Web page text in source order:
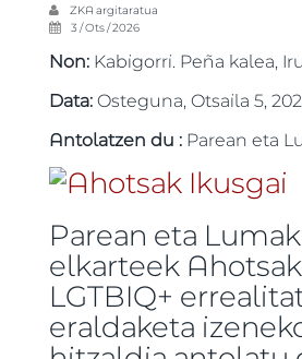
ZKA argitaratua
3 / Ots / 2026
Non: Kabigorri. Peña kalea,
Data:Osteguna, Otsaila 5,
Antolatzen du : Parean eta
Parean eta
elkarteek
LGTBIQ+
eraldaketa